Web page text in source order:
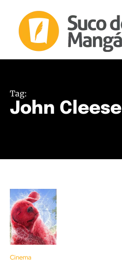
Tag:
John Cleese
Cinema